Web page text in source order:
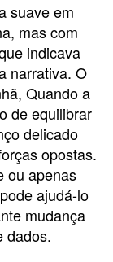
suave em
mas com
indicava
narrativa. O
Quando a
de equilibrar
delicado
opostas.
ou apenas
ajudá-lo
mudança
dados.